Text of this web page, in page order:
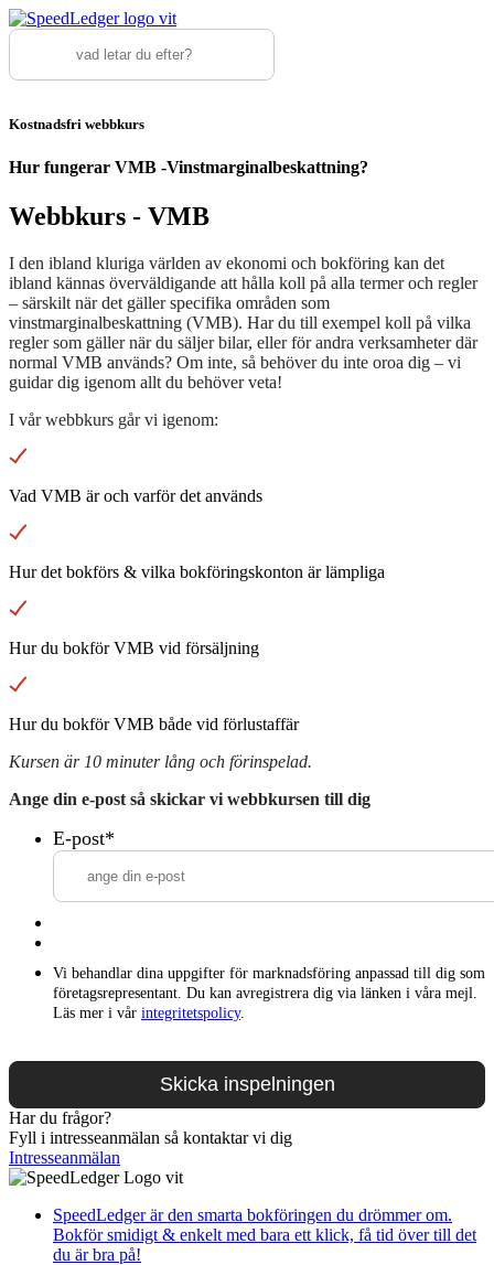
Kostnadsfri webbkurs
Hur fungerar VMB -Vinstmarginalbeskattning?
Webbkurs - VMB
I den ibland kluriga världen av ekonomi och bokföring kan det
ibland kännas överväldigande att hålla koll på alla termer och regler
– särskilt när det gäller specifika områden som
vinstmarginalbeskattning (VMB). Har du till exempel koll på vilka
regler som gäller när du säljer bilar, eller för andra verksamheter där
normal VMB används? Om inte, så behöver du inte oroa dig – vi
guidar dig igenom allt du behöver veta!
I vår webbkurs går vi igenom:
Vad VMB är och varför det används
Hur det bokförs & vilka bokföringskonton är lämpliga
Hur du bokför VMB vid försäljning
Hur du bokför VMB både vid förlustaffär
Kursen är 10 minuter lång och förinspelad.
Ange din e-post så skickar vi webbkursen till dig
E-post*
Vi behandlar dina uppgifter för marknadsföring anpassad till dig som
företagsrepresentant. Du kan avregistrera dig via länken i våra mejl.
Läs mer i vår integritetspolicy.
Har du frågor?
Fyll i intresseanmälan så kontaktar vi dig
Intresseanmälan
SpeedLedger är den smarta bokföringen du drömmer om.
Bokför smidigt & enkelt med bara ett klick, få tid över till det
du är bra på!